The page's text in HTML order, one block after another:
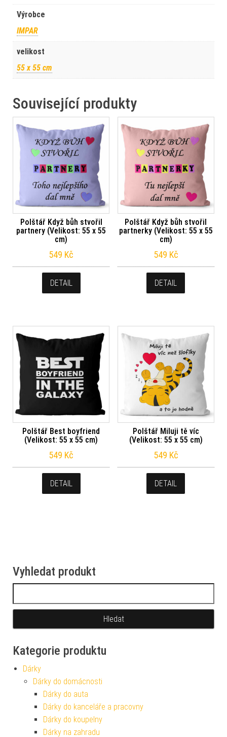
Výrobce
IMPAR
velikost
55 x 55 cm
Související produkty
Polštář Když bůh stvořil
partnery (Velikost: 55 x 55
cm)
549 Kč
DETAIL
Polštář Když bůh stvořil
partnerky (Velikost: 55 x 55
cm)
549 Kč
DETAIL
Polštář Best boyfriend
(Velikost: 55 x 55 cm)
549 Kč
DETAIL
Polštář Miluji tě víc
(Velikost: 55 x 55 cm)
549 Kč
DETAIL
Vyhledat produkt
Kategorie produktu
Dárky
Dárky do domácnosti
Dárky do auta
Dárky do kanceláře a pracovny
Dárky do koupelny
Dárky na zahradu